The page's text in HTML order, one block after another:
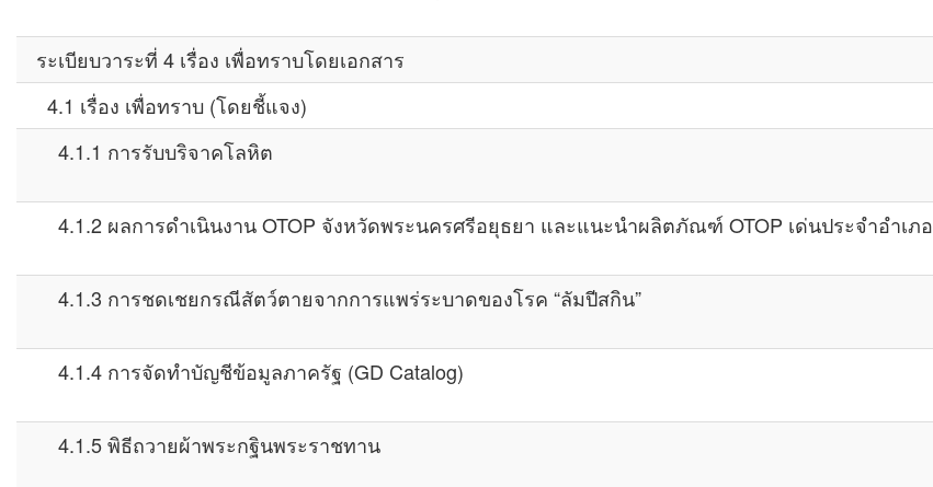
ระเบียบวาระที่ 4 เรื่อง เพื่อทราบโดยเอกสาร
4.1 เรื่อง เพื่อทราบ (โดยชี้แจง)
4.1.1 การรับบริจาคโลหิต
4.1.2 ผลการดำเนินงาน OTOP จังหวัดพระนครศรีอยุธยา และแนะนำผลิตภัณฑ์ OTOP เด่นประจำอำเภอ
4.1.3 การชดเชยกรณีสัตว์ตายจากการแพร่ระบาดของโรค “ลัมปีสกิน”
4.1.4 การจัดทำบัญชีข้อมูลภาครัฐ (GD Catalog)
4.1.5 พิธีถวายผ้าพระกฐินพระราชทาน